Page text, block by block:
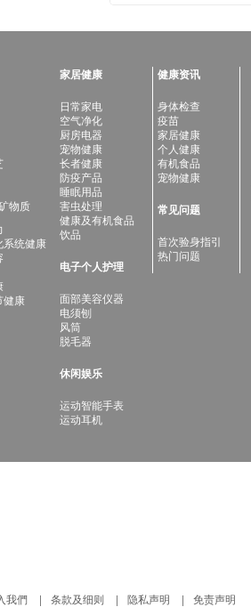
物质
系统健康
健康
家居健康
日常家电
空气净化
厨房电器
宠物健康
长者健康
防疫产品
睡眠用品
害虫处理
健康及有机食品
饮品
电子个人护理
面部美容仪器
电须刨
风筒
脱毛器
休闲娱乐
运动智能手表
运动耳机
健康资讯
身体检查
疫苗
家居健康
个人健康
有机食品
宠物健康
常见问题
首次验身指引
热门问题
我們 条款及细则 隐私声明
免责声明